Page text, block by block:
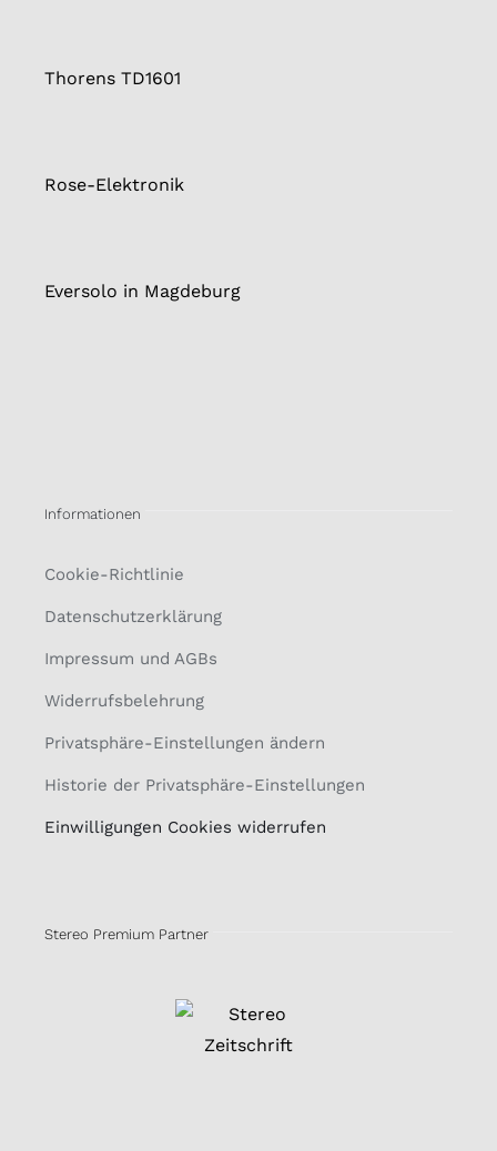
Thorens TD1601
Rose-Elektronik
Eversolo in Magdeburg
Informationen
Cookie-Richtlinie
Datenschutzerklärung
Impressum und AGBs
Widerrufsbelehrung
Privatsphäre-Einstellungen ändern
Historie der Privatsphäre-Einstellungen
Einwilligungen Cookies widerrufen
Stereo Premium Partner